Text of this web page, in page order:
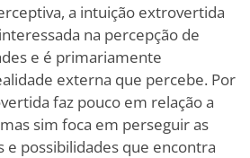
a intuição extrovertida
na percepção de
e é primariamente
externa que percebe. Por
faz pouco em relação a
sim foca em perseguir as
e possibilidades que encontra